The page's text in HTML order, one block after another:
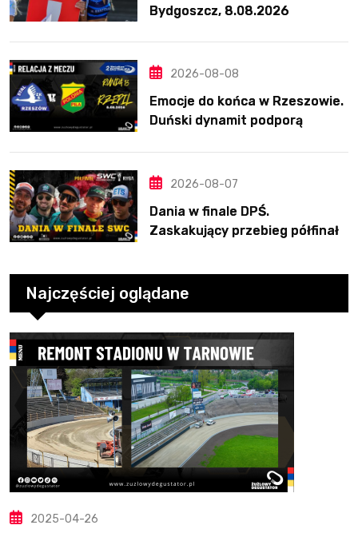
Bydgoszcz, 8.08.2026
2026-08-08
Emocje do końca w Rzeszowie.
Duński dynamit podporą
2026-08-07
Dania w finale DPŚ.
Zaskakujący przebieg półfinału
Najczęściej oglądane
2025-04-26